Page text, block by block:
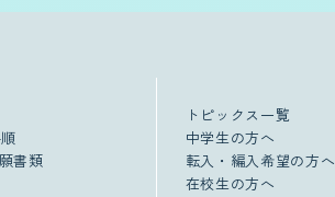
書類
トピックス一覧
中学生の方へ
転入・編入希望の方へ
在校生の方へ